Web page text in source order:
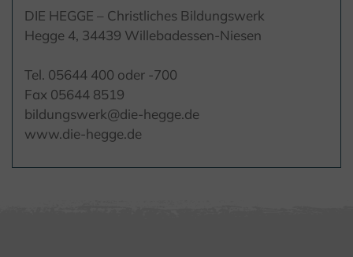
DIE HEGGE – Christliches Bildungswerk
Hegge 4, 34439 Willebadessen-Niesen
Tel. 05644 400 oder -700
Fax 05644 8519
bildungswerk@die-hegge.de
www.die-hegge.de